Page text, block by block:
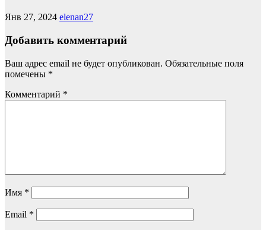
Янв 27, 2024 elenan27
Добавить комментарий
Ваш адрес email не будет опубликован. Обязательные поля
помечены *
Комментарий *
Имя *
Email *